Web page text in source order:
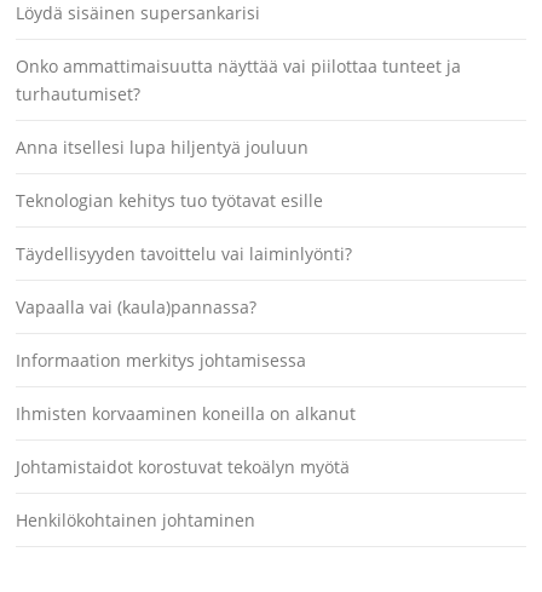
Löydä sisäinen supersankarisi
Onko ammattimaisuutta näyttää vai piilottaa tunteet ja
turhautumiset?
Anna itsellesi lupa hiljentyä jouluun
Teknologian kehitys tuo työtavat esille
Täydellisyyden tavoittelu vai laiminlyönti?
Vapaalla vai (kaula)pannassa?
Informaation merkitys johtamisessa
Ihmisten korvaaminen koneilla on alkanut
Johtamistaidot korostuvat tekoälyn myötä
Henkilökohtainen johtaminen